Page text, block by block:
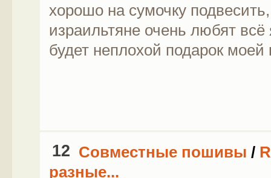
хорошо на сумочку
израильтяне очень любят
будет неплохой подарок моей
12 Совместные пошивы /
разные...